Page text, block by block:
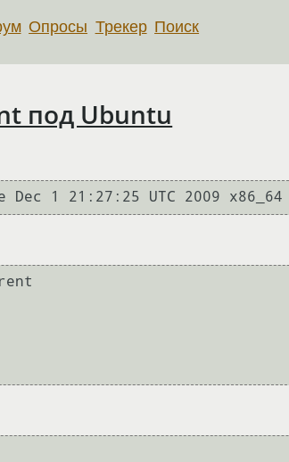
Опросы Трекер Поиск
под Ubuntu
1 21:27:25 UTC 2009 x86_64